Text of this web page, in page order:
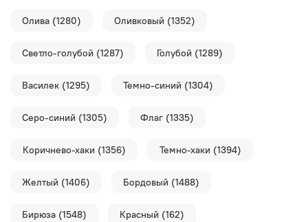
Олива (1280) Оливковый (1352)
Светло-голубой (1287) Голубой (1289)
Василек (1295) Темно-синий (1304)
Серо-синий (1305) Флаг (1335)
Коричнево-хаки (1356) Темно-хаки (1394)
Желтый (1406) Бордовый (1488)
Бирюза (1548) Красный (162)